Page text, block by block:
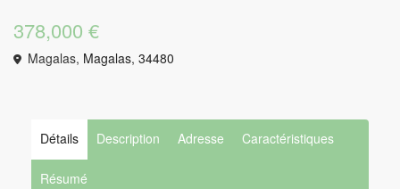
378,000 €
Magalas, Magalas,34480
Détails Description Adresse Caractéristiques
Résumé